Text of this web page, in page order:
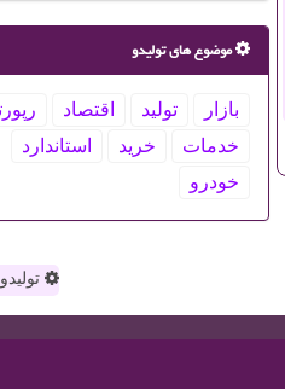
موضوع های تولیدو
بازار تولید اقتصاد
خدمات
خرید
استاندارد
خودرو